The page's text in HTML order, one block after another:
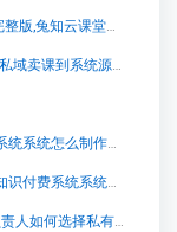
2022年知识付费小程序案例分享资料,海量收录.完整版,兔知云课堂：解锁你的知识付费潜能
知识付费平台怎么选？2024年实测避坑指南：从私域卖课到系统源码的深度分析
魔众知识付费系统【魔众知识付费系统知识付费系统系统怎么制作，知识付费系统搭建使用教程】
河北知识付费软件系统【河北知识付费软件系统知识付费系统系统怎么制作，知识付费系统搭建使用教程】
2026年知识付费系统Top5选型指南：企业培训负责人如何选择私有化部署方案